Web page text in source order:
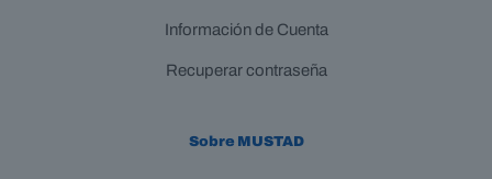
Información de Cuenta
Recuperar contraseña
Sobre MUSTAD